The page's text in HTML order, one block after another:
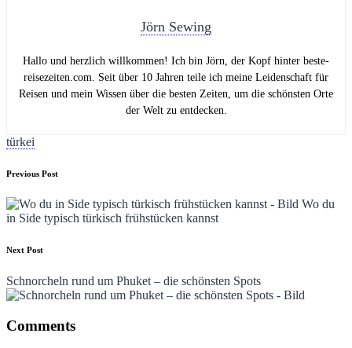
Jörn Sewing
Hallo und herzlich willkommen! Ich bin Jörn, der Kopf hinter beste-
reisezeiten.com. Seit über 10 Jahren teile ich meine Leidenschaft für
Reisen und mein Wissen über die besten Zeiten, um die schönsten Orte
der Welt zu entdecken.
Tags:
türkei
Post
navigation
Previous Post
Wo du
in Side typisch türkisch frühstücken kannst
Next Post
Schnorcheln rund um Phuket – die schönsten Spots
Comments